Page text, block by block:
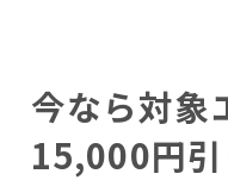
今なら対象
15,000円引